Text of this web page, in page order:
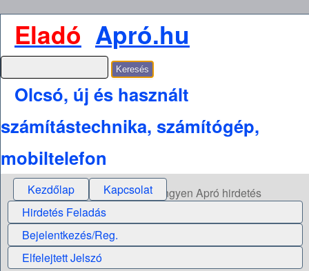
Eladó Apró.hu
Olcsó, új és használt
számítástechnika, számítógép,
mobiltelefon
Kezdőlap Kapcsolat
Ingyen Apró hirdetés
Hirdetés Feladás
Bejelentkezés/Reg.
Elfelejtett Jelszó